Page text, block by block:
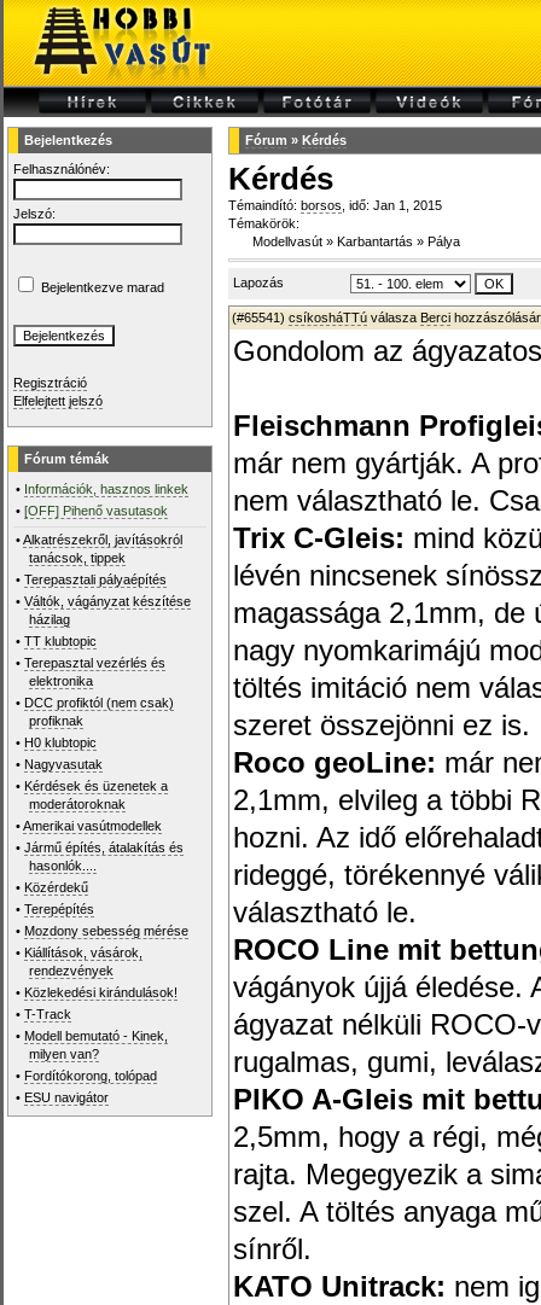
Bejelentkezés
Felhasználónév:
Jelszó:
Bejelentkezve marad
Regisztráció
Elfelejtett jelszó
Fórum témák
• Információk, hasznos linkek
•[OFF] Pihenő vasutasok
•Alkatrészekről, javításokról
tanácsok, tippek
•Terepasztali pályaépítés
•Váltók, vágányzat készítése
házilag
•TT klubtopic
•Terepasztal vezérlés és
elektronika
• DCC profiktól (nem csak)
profiknak
• H0 klubtopic
• Nagyvasutak
• Kérdések és üzenetek a
moderátoroknak
•Amerikai vasútmodellek
•Jármű építés, átalakítás és
hasonlók....
• Közérdekű
•Terepépítés
• Mozdony sebesség mérése
• Kiállítások, vásárok,
rendezvények
• Közlekedési kirándulások!
•T-Track
• Modell bemutató - Kinek,
milyen van?
• Fordítókorong, tolópad
• ESU navigátor
Fórum » Kérdés
Kérdés
Témaindító: borsos , idő: Jan 1, 2015
Témakörök:
Modellvasút » Karbantartás » Pálya
Lapozás
(#65541) csíkosháTTú válasza Berci
Gondolom az
Fleischmann
már nem gyártják. A
nem választható le.
Trix C-Gleis: mind
lévén nincsenek
magassága 2,1mm, de
nagy nyomkarimájú
töltés imitáció nem
szeret összejönni ez is.
Roco geoLine: már
2,1mm, elvileg a többi
hozni. Az idő
rideggé, törékennyé
választható le.
ROCO Line mit
vágányok újjá éledése.
ágyazat nélküli ROCO-
rugalmas, gumi,
PIKO A-Gleis mit
2,5mm, hogy a régi,
rajta. Megegyezik a
szel. A töltés anyaga
sínről.
KATO Unitrack: nem